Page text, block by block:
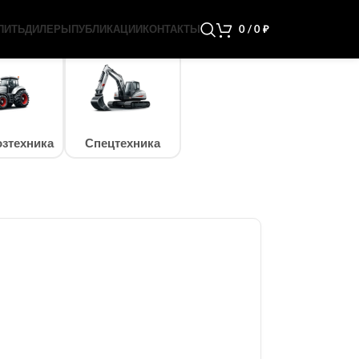
ДИЛЕРЫПУБЛИКАЦИИКОНТАКТЫ 0/0₽
Спецтехника